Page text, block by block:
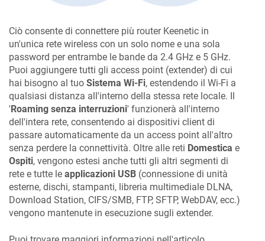
Ciò consente di connettere più router Keenetic in
un'unica rete wireless con un solo nome e una sola
password per entrambe le bande da 2.4 GHz e 5 GHz.
Puoi aggiungere tutti gli access point (extender) di cui
hai bisogno al tuo Sistema Wi-Fi, estendendo il Wi-Fi a
qualsiasi distanza all'interno della stessa rete locale. Il
' Roaming senza interruzioni' funzionerà all'interno
dell'intera rete, consentendo ai dispositivi client di
passare automaticamente da un access point all'altro
senza perdere la connettività. Oltre alle reti Domestica e
Ospiti, vengono estesi anche tutti gli altri segmenti di
rete e tutte le applicazioni USB (connessione di unità
esterne, dischi, stampanti, libreria multimediale DLNA,
Download Station, CIFS/SMB, FTP, SFTP, WebDAV, ecc.)
vengono mantenute in esecuzione sugli extender.